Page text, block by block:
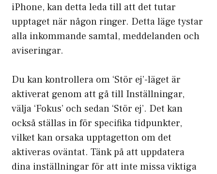
iPhone, kan detta leda till att det tutar
upptaget när någon ringer. Detta läge tystar
alla inkommande samtal, meddelanden och
aviseringar.
Du kan kontrollera om ‘Stör ej’-läget är
aktiverat genom att gå till Inställningar,
välja ‘Fokus’ och sedan ‘Stör ej’. Det kan
också ställas in för specifika tidpunkter,
vilket kan orsaka upptagetton om det
aktiveras oväntat. Tänk på att uppdatera
dina inställningar för att inte missa viktiga